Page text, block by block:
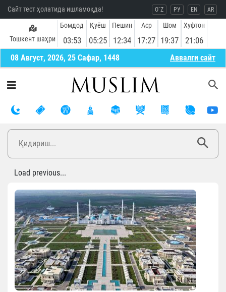
Сайт тест ҳолатида ишламоқда! O`Z РУ EN AR
Тошкент шаҳри
Бомдод
03:53
Қуёш
05:25
Пешин
12:34
Аср
17:27
Шом
19:37
Хуфтон
21:06
08 Август, 2026, 25 Сафар, 1448 Aввалги сайт
Load previous...